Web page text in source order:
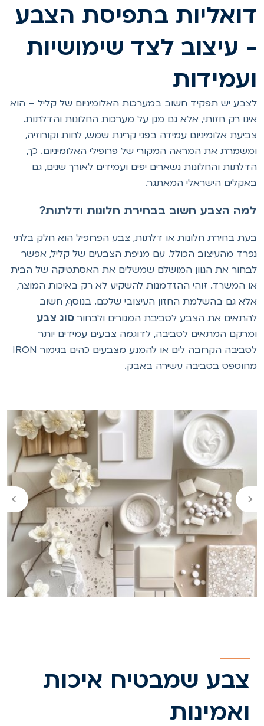
בתפיסת הצבע
עיצוב לצד שימושיות
יש תפקיד חשוב במערכות האלומיניום של קליל – הוא
רק חזותי, אלא גם מגן על מערכות החלונות והדלתות.
אלומיניום עמידה בפני קרינת שמש, לחות וקורוזיה,
את המראה המקורי של פרופילי האלומיניום. כך,
והחלונות נשארים יפים ועמידים לאורך שנים, גם
הישראלי המאתגר.
הצבע חשוב בבחירת חלונות ודלתות?
בחירת חלונות או דלתות, צבע הפרופיל הוא חלק בלתי
מהעיצוב הכולל. עם מניפת הצבעים של קליל, אפשר
את הגוון המושלם שמשלים את האסתטיקה של הבית
המשרד. זוהי ההזדמנות להשקיע לא רק באיכות המוצר,
גם בהשלמת החזון העיצובי שלכם. בנוסף, חשוב
את הצבע לסביבת המגורים ולבחורסוג צבע
המתאים לסביבה, לדוגמה צבעים עמידים יותר
לסביבה הקרובה לים או להמנע מצבעים כהים בגימור IRON
בסביבה עשירה באבק.
›
צבע שמבטיח איכות
ואמינות